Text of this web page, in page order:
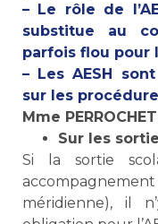
– Le rôle de
substitue au
parfois flou pour
– Les AESH
sur les
Mme
Sur les
Si la sortie
accompagnement
méridienne), il